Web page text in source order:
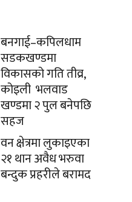
बनगाई–कपिलधाम
सडकखण्डमा
विकासको गति तीव्र,
कोइली भलवाड
खण्डमा २ पुल बनेपछि
सहज
वन क्षेत्रमा लुकाइएका
२१ थान अवैध भरुवा
बन्दुक प्रहरीले बरामद